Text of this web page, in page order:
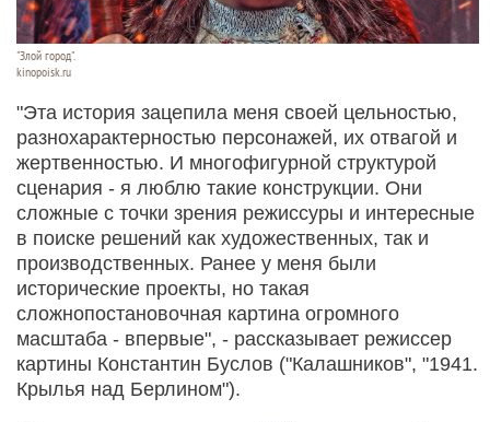
"Злой город".
kinopoisk.ru
"Эта история зацепила меня своей цельностью,
разнохарактерностью персонажей, их отвагой и
жертвенностью. И многофигурной структурой
сценария - я люблю такие конструкции. Они
сложные с точки зрения режиссуры и интересные
в поиске решений как художественных, так и
производственных. Ранее у меня были
исторические проекты, но такая
сложнопостановочная картина огромного
масштаба - впервые", - рассказывает режиссер
картины Константин Буслов ("Калашников", "1941.
Крылья над Берлином").